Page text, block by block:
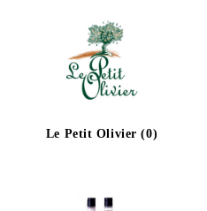
Le Petit Olivier (0)